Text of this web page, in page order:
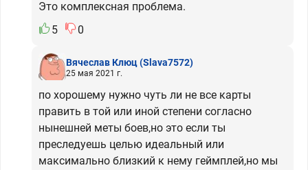
Это комплексная проблема.
5
0
Вячеслав Клюц(Slava7572)
25 мая 2021 г.
по хорошему нужно чуть ли не все карты
править в той или иной степени согласно
нынешней меты боев,но это если ты
преследуешь целью идеальный или
максимально близкий к нему геймплей,но мы